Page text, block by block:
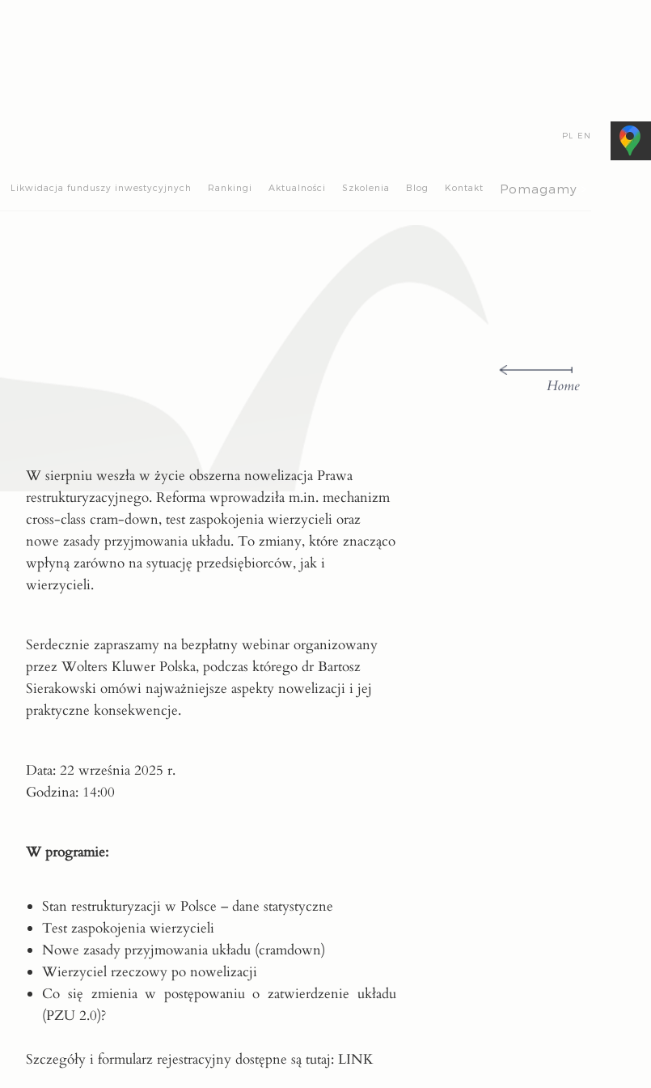
PL EN
Likwidacja funduszy inwestycyjnych Rankingi Aktualności Szkolenia Blog Kontakt Pomagamy
Home
W sierpniu weszła w życie obszerna nowelizacja Prawa
restrukturyzacyjnego. Reforma wprowadziła m.in. mechanizm
cross-class cram-down, test zaspokojenia wierzycieli oraz
nowe zasady przyjmowania układu. To zmiany, które znacząco
wpłyną zarówno na sytuację przedsiębiorców, jak i
wierzycieli.
Serdecznie zapraszamy na bezpłatny webinar organizowany
przez Wolters Kluwer Polska, podczas którego dr Bartosz
Sierakowski omówi najważniejsze aspekty nowelizacji i jej
praktyczne konsekwencje.
Data: 22 września 2025 r.
Godzina: 14:00
W programie:
Stan restrukturyzacji w Polsce – dane statystyczne
Test zaspokojenia wierzycieli
Nowe zasady przyjmowania układu (cramdown)
Wierzyciel rzeczowy po nowelizacji
Co się zmienia w postępowaniu o zatwierdzenie układu
(PZU 2.0)?
Szczegóły i formularz rejestracyjny dostępne są tutaj:LINK